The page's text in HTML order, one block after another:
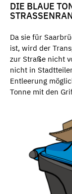
DIE BLAUE
Da sie für
ist, wird der
zur Straße nicht
nicht in
Entleerung
Tonne mit den